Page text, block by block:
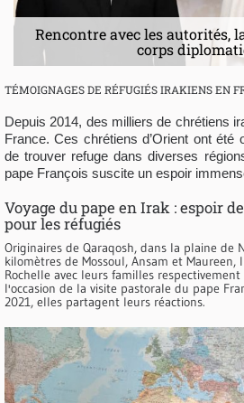
Rencontre avec les autorités,
corps
TÉMOIGNAGES DE RÉFUGIÉS IRAKIENS EN
Depuis 2014, des milliers de chrétiens
France. Ces chrétiens d’Orient ont
de trouver refuge dans diverses
pape François suscite un espoir
Voyage du pape en Irak : espoir
pour les réfugiés
Originaires de Qaraqosh, dans la plaine de
kilomètres de Mossoul, Ansam et Maureen,
Rochelle avec leurs familles
l'occasion de la visite pastorale du pape
2021, elles partagent leurs réactions.